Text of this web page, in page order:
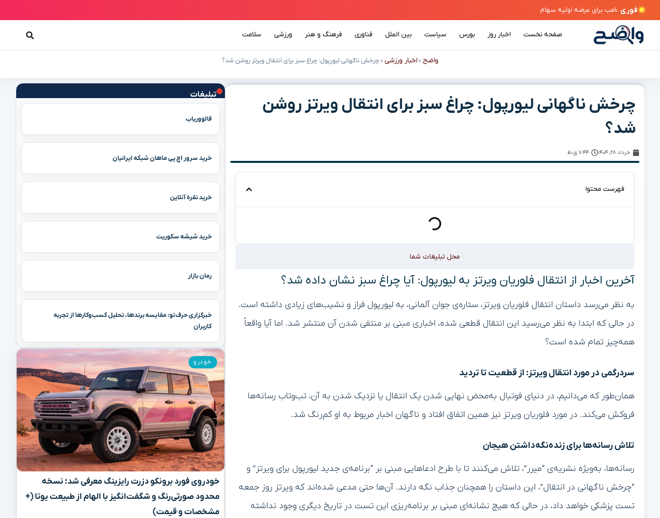
فوری
صفحه نخست اخبار روز بورس سیاست بین الملل فناوری فرهنگ و هنر ورزشی سلامت
واضح »اخبار ورزشی »چرخش ناگهانی لیورپول: چراغ سبز برای انتقال ویرتز روشن شد؟
تبلیغات
فالووریاب
خرید سرور اچ پی ماهان شبکه ایرانیان
خرید نقره آنلاین
خرید شیشه سکوریت
رمان بازار
خبرگزاری حرف‌تو: مقایسه برندها، تحلیل کسب‌وکارها از تجربه
کاربران
خودروی فورد برونکو دزرت رایزینگ معرفی شد؛ نسخه
محدود صورتی‌رنگ و شگفت‌انگیز با الهام از طبیعت یوتا (+
مشخصات و قیمت)
خودرو
چرخش ناگهانی لیورپول: چراغ سبز برای انتقال ویرتز روشن
شد؟
خرداد ۲۸, ۱۴۰۴ ۷:۴۴ ق٫ظ
فهرست محتوا
محل تبلیغات شما
آخرین اخبار از انتقال فلوریان ویرتز به لیورپول: آیا چراغ سبز نشان داده شد؟
به نظر می‌رسد داستان انتقال فلوریان ویرتز، ستاره‌ی جوان آلمانی، به لیورپول فراز و نشیب‌های زیادی داشته است.
در حالی که ابتدا به نظر می‌رسید این انتقال قطعی شده، اخباری مبنی بر منتفی شدن آن منتشر شد. اما آیا واقعاً
همه‌چیز تمام شده است؟
سردرگمی در مورد انتقال ویرتز: از قطعیت تا تردید
همان‌طور که می‌دانیم، در دنیای فوتبال به‌محض نهایی شدن یک انتقال یا نزدیک شدن به آن، تب‌وتاب رسانه‌ها
فروکش می‌کند. در مورد فلوریان ویرتز نیز همین اتفاق افتاد و ناگهان اخبار مربوط به او کم‌رنگ شد.
تلاش رسانه‌ها برای زنده‌نگه‌داشتن هیجان
رسانه‌ها، به‌ویژه نشریه‌ی “میرر”، تلاش می‌کنند تا با طرح ادعاهایی مبنی بر “برنامه‌ی جدید لیورپول برای ویرتز” و
“چرخش ناگهانی در انتقال”، این داستان را همچنان جذاب نگه دارند. آن‌ها حتی مدعی شده‌اند که ویرتز روز جمعه
تست پزشکی خواهد داد، در حالی که هیچ نشانه‌ای مبنی بر برنامه‌ریزی این تست در تاریخ دیگری وجود نداشته